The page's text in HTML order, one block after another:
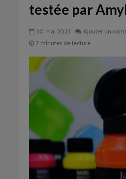
testée par
30 mai 2023
Ajouter un
2 minutes de lecture